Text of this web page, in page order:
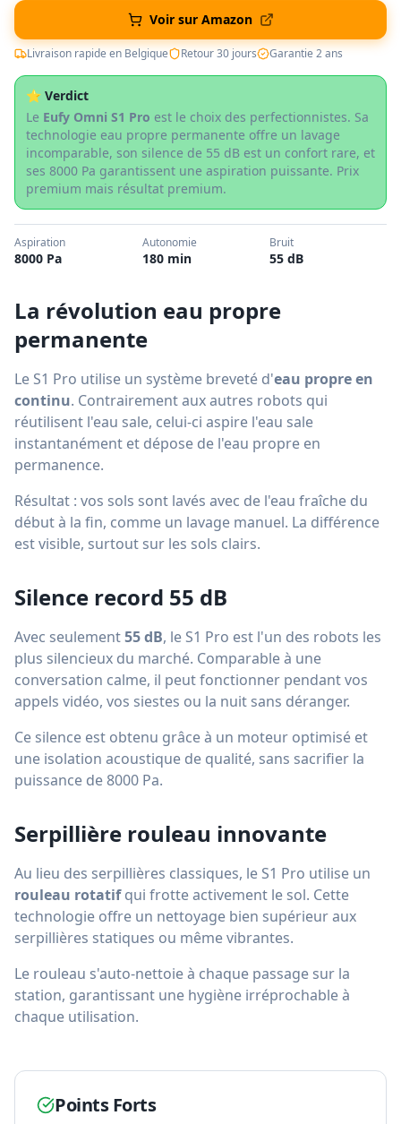
Voir sur Amazon
Livraison rapide en Belgique Retour 30 jours Garantie 2 ans
⭐ Verdict
Le Eufy Omni S1 Pro est le choix des perfectionnistes. Sa
technologie eau propre permanente offre un lavage
incomparable, son silence de 55 dB est un confort rare, et
ses 8000 Pa garantissent une aspiration puissante. Prix
premium mais résultat premium.
Aspiration
8000 Pa
Autonomie
180 min
Bruit
55 dB
La révolution eau propre
permanente
Le S1 Pro utilise un système breveté d'eau propre en
continu. Contrairement aux autres robots qui
réutilisent l'eau sale, celui-ci aspire l'eau sale
instantanément et dépose de l'eau propre en
permanence.
Résultat : vos sols sont lavés avec de l'eau fraîche du
début à la fin, comme un lavage manuel. La différence
est visible, surtout sur les sols clairs.
Silence record 55 dB
Avec seulement55 dB, le S1 Pro est l'un des robots les
plus silencieux du marché. Comparable à une
conversation calme, il peut fonctionner pendant vos
appels vidéo, vos siestes ou la nuit sans déranger.
Ce silence est obtenu grâce à un moteur optimisé et
une isolation acoustique de qualité, sans sacrifier la
puissance de 8000 Pa.
Serpillière rouleau innovante
Au lieu des serpillières classiques, le S1 Pro utilise un
rouleau rotatifqui frotte activement le sol. Cette
technologie offre un nettoyage bien supérieur aux
serpillières statiques ou même vibrantes.
Le rouleau s'auto-nettoie à chaque passage sur la
station, garantissant une hygiène irréprochable à
chaque utilisation.
Points Forts